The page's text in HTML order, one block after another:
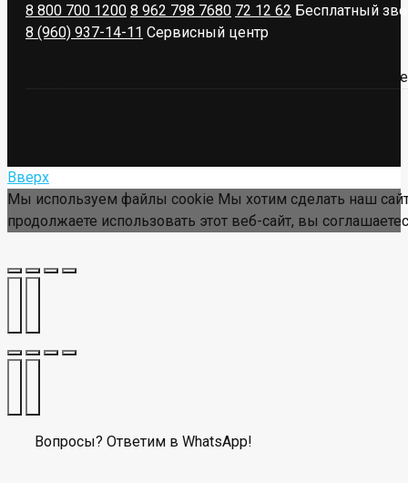
8 800 700 1200 8 962 798 7680 72 12 62 Бесплатный
8 (960) 937-14-11 Сервисный центр
Представленная на сайте информация носит
Вверх
Мы используем файлы cookie Мы хотим сделать наш
продолжаете использовать этот веб-сайт, вы
Вопросы? Ответим в WhatsApp!